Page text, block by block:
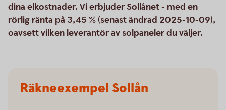
dina elkostnader. Vi erbjuder Sollånet - med en
rörlig ränta på 3,45 % (senast ändrad 2025-10-09),
oavsett vilken leverantör av solpaneler du väljer.
Räkneexempel Sollån